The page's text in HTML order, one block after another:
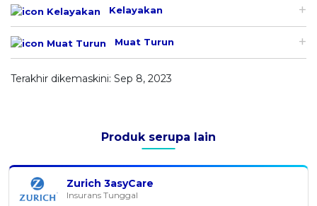
Kelayakan
Muat Turun
Terakhir dikemaskini: Sep 8, 2023
Produk serupa lain
Zurich 3asyCare
Insurans Tunggal